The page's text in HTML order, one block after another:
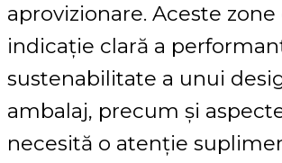
aprovizionare. Aceste zone
indicație clară a
sustenabilitate a unui
ambalaj, precum și
necesită o atenție